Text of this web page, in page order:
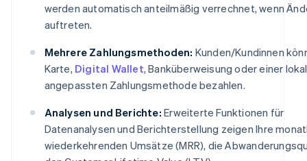
werden automatisch anteilmäßig verrechnet, wenn
auftreten.
Mehrere Zahlungsmethoden: Kunden/Kundinnen
Karte, Digital Wallet, Banküberweisung oder einer lokal
angepassten Zahlungsmethode bezahlen.
Analysen und Berichte: Erweiterte Funktionen für
Datenanalysen und Berichterstellung zeigen Ihre
wiederkehrenden Umsätze (MRR), die